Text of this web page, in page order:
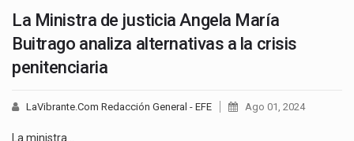
La Ministra de justicia Angela María
Buitrago analiza alternativas a la crisis
penitenciaria
LaVibrante.Com Redacción General - EFE Ago 01, 2024
La ministra…